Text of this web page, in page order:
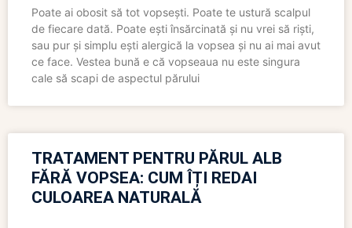
Poate ai obosit să tot vopsești. Poate te ustură scalpul
de fiecare dată. Poate ești însărcinată și nu vrei să riști,
sau pur și simplu ești alergică la vopsea și nu ai mai avut
ce face. Vestea bună e că vopseaua nu este singura
cale să scapi de aspectul părului
TRATAMENT PENTRU PĂRUL ALB
FĂRĂ VOPSEA: CUM ÎȚI REDAI
CULOAREA NATURALĂ